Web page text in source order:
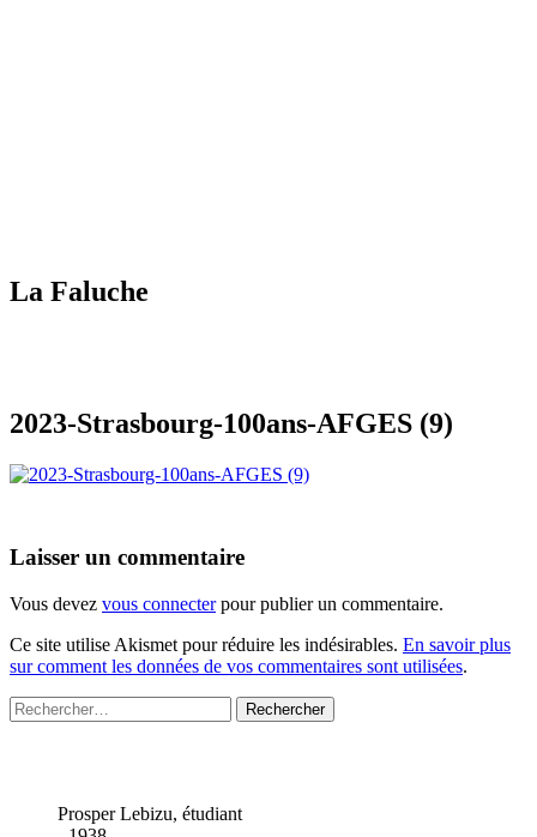
La Faluche
2023-Strasbourg-100ans-AFGES (9)
Laisser un commentaire
Vous devez vous connecterpour publier un commentaire.
Ce site utilise Akismet pour réduire les indésirables. En savoir plus
sur comment les données de vos commentaires sont utilisées.
Rechercher :
Prosper Lebizu, étudiant